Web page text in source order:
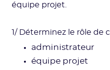
équipe projet.
1/ Déterminez le rôle de
administrateur
équipe projet